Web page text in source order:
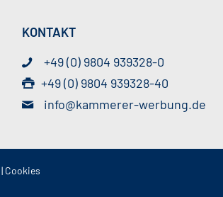
KONTAKT
+49 (0) 9804 939328-0
+49 (0) 9804 939328-40
info@kammerer-werbung.de
| Cookies